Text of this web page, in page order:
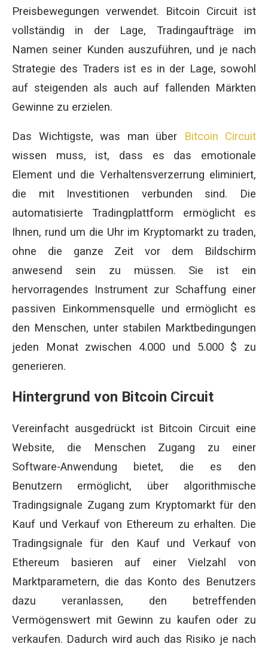
Preisbewegungen verwendet. Bitcoin Circuit ist
vollständig in der Lage, Tradingaufträge im
Namen seiner Kunden auszuführen, und je nach
Strategie des Traders ist es in der Lage, sowohl
auf steigenden als auch auf fallenden Märkten
Gewinne zu erzielen.
Das Wichtigste, was man über
Bitcoin Circuit
wissen muss, ist, dass es das emotionale
Element und die Verhaltensverzerrung eliminiert,
die mit Investitionen verbunden sind. Die
automatisierte Tradingplattform ermöglicht es
Ihnen, rund um die Uhr im Kryptomarkt zu traden,
ohne die ganze Zeit vor dem Bildschirm
anwesend sein zu müssen. Sie ist ein
hervorragendes Instrument zur Schaffung einer
passiven Einkommensquelle und ermöglicht es
den Menschen, unter stabilen Marktbedingungen
jeden Monat zwischen 4.000 und 5.000 $ zu
generieren.
Hintergrund von Bitcoin Circuit
Vereinfacht ausgedrückt ist Bitcoin Circuit eine
Website, die Menschen Zugang zu einer
Software-Anwendung bietet, die es den
Benutzern ermöglicht, über algorithmische
Tradingsignale Zugang zum Kryptomarkt für den
Kauf und Verkauf von Ethereum zu erhalten. Die
Tradingsignale für den Kauf und Verkauf von
Ethereum basieren auf einer Vielzahl von
Marktparametern, die das Konto des Benutzers
dazu veranlassen, den betreffenden
Vermögenswert mit Gewinn zu kaufen oder zu
verkaufen. Dadurch wird auch das Risiko je nach